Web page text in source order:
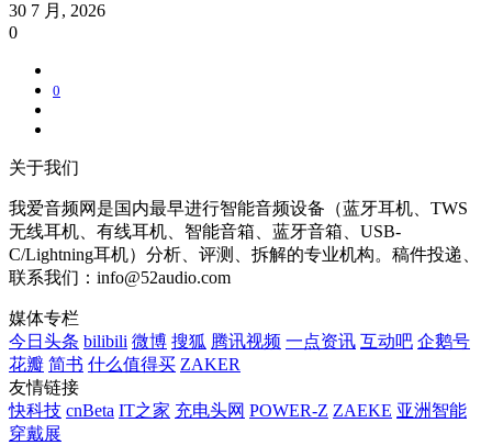
30 7 月, 2026
0
0
关于我们
我爱音频网是国内最早进行智能音频设备（蓝牙耳机、TWS
无线耳机、有线耳机、智能音箱、蓝牙音箱、USB-
C/Lightning耳机）分析、评测、拆解的专业机构。稿件投递、
联系我们：info@52audio.com
媒体专栏
今日头条 bilibili 微博 搜狐 腾讯视频 一点资讯 互动吧 企鹅号
花瓣 简书 什么值得买 ZAKER
友情链接
快科技 cnBeta IT之家 充电头网 POWER-Z ZAEKE 亚洲智能
穿戴展